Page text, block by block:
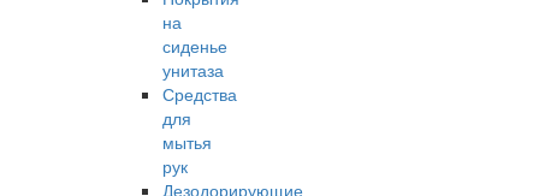
на
сиденье
унитаза
Средства
для
мытья
рук
Дезодорирующие